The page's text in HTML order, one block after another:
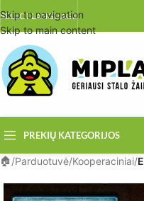
Skip to navigation
Skip to main content
SELECT LANGUAGE
PREKIŲ KATEGORIJOS
/Parduotuvė/Kooperaciniai/